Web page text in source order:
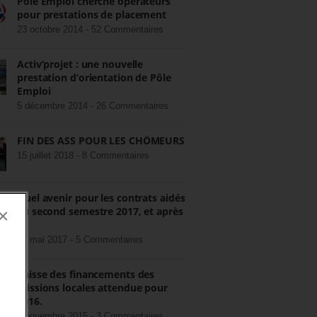
pour prestations de placement
23 octobre 2014 - 52 Commentaires
Activ’projet : une nouvelle
prestation d’orientation de Pôle
Emploi
5 décembre 2014 - 26 Commentaires
FIN DES ASS POUR LES CHÔMEURS
15 juillet 2018 - 8 Commentaires
Quel avenir pour les contrats aidés
au second semestre 2017, et après
22 mai 2017 - 5 Commentaires
Baisse des financements des
missions locales attendue pour
2016.